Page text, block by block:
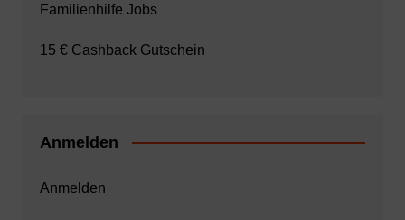
Familienhilfe Jobs
15 € Cashback Gutschein
Anmelden
Anmelden